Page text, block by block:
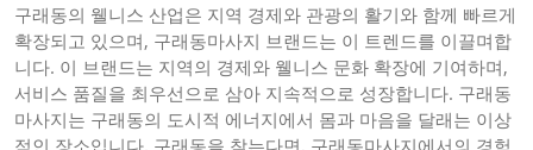
구래동의 웰니스 산업은 지역 경제와 관광의 활기와 함께 빠르게
확장되고 있으며, 구래동마사지 브랜드는 이 트렌드를 이끌며합
니다. 이 브랜드는 지역의 경제와 웰니스 문화 확장에 기여하며,
서비스 품질을 최우선으로 삼아 지속적으로 성장합니다. 구래동
마사지는 구래동의 도시적 에너지에서 몸과 마음을 달래는 이상